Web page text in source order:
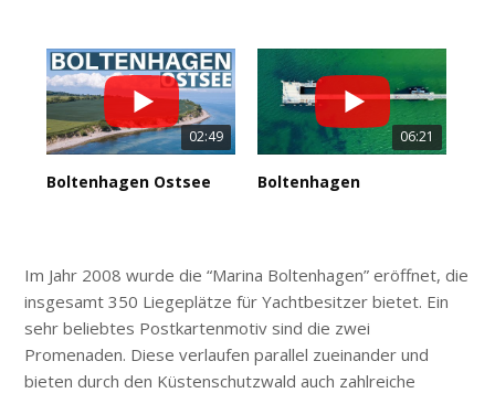
02:49
Boltenhagen Ostsee
06:21
Boltenhagen
Im Jahr 2008 wurde die “Marina Boltenhagen” eröffnet, die
insgesamt 350 Liegeplätze für Yachtbesitzer bietet. Ein
sehr beliebtes Postkartenmotiv sind die zwei
Promenaden. Diese verlaufen parallel zueinander und
bieten durch den Küstenschutzwald auch zahlreiche